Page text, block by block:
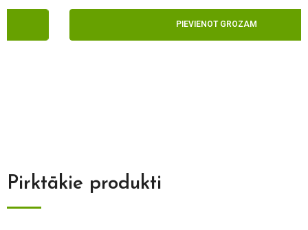
PIEVIENOT GROZAM
Pirktākie produkti